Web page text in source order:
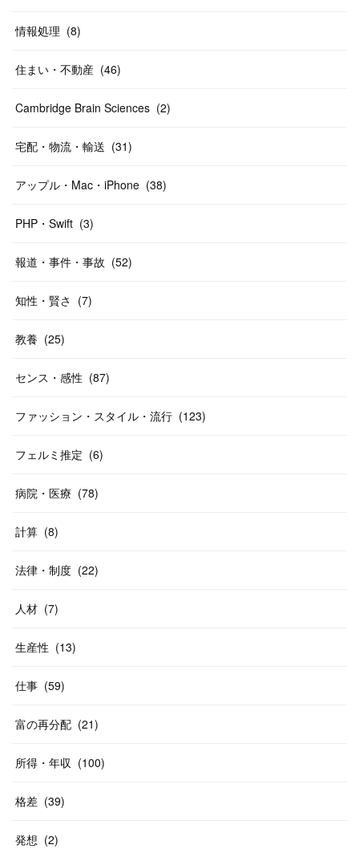
情報処理 (8)
住まい・不動産 (46)
Cambridge Brain Sciences (2)
宅配・物流・輸送 (31)
アップル・Mac・iPhone (38)
PHP・Swift (3)
報道・事件・事故 (52)
知性・賢さ (7)
教養 (25)
センス・感性 (87)
ファッション・スタイル・流行 (123)
フェルミ推定 (6)
病院・医療 (78)
計算 (8)
法律・制度 (22)
人材 (7)
生産性 (13)
仕事 (59)
富の再分配 (21)
所得・年収 (100)
格差 (39)
発想 (2)